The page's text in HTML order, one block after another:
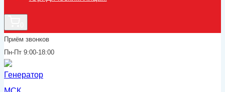
Приём звонков
Пн-Пт 9:00-18:00